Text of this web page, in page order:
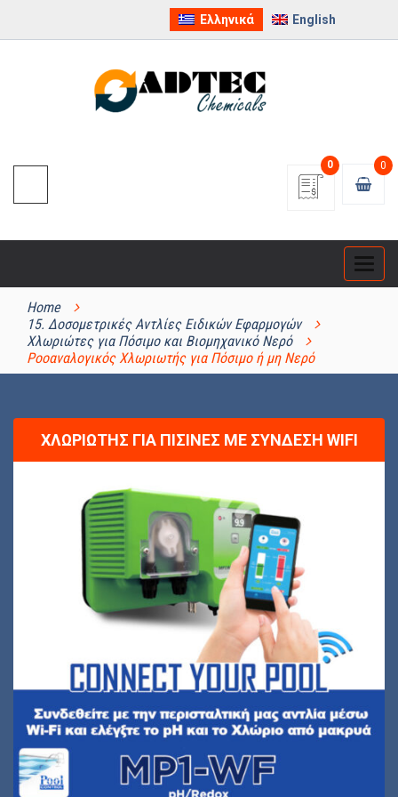
Ελληνικά English
0
0
Home
15. Δοσομετρικές Αντλίες Ειδικών Εφαρμογών
Χλωριώτες για Πόσιμο και Βιομηχανικό Νερό
Ροοαναλογικός Χλωριωτής για Πόσιμο ή μη Νερό
ΧΛΩΡΙΩΤΉΣ ΓΙΑ ΠΙΣΊΝΕΣ ΜΕ ΣΎΝΔΕΣΗ WIFI